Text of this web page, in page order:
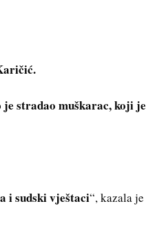
je stradao muškarac, koji je
i sudski vještaci“, kazala je